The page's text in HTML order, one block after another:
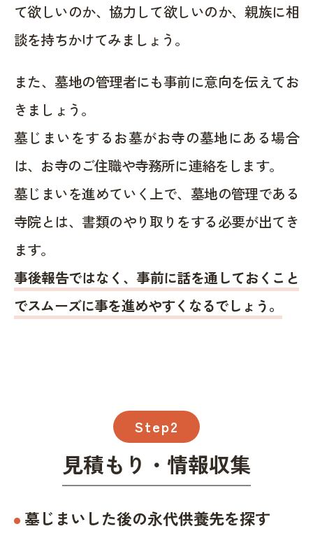
て欲しいのか、協力して欲しいのか、親族に相
談を持ちかけてみましょう。
また、墓地の管理者にも事前に意向を伝えてお
きましょう。
墓じまいをするお墓がお寺の墓地にある場合
は、お寺のご住職や寺務所に連絡をします。
墓じまいを進めていく上で、墓地の管理である
寺院とは、書類のやり取りをする必要が出てき
ます。
事後報告ではなく、事前に話を通しておくこと
でスムーズに事を進めやすくなるでしょう。
Step2
見積もり・情報収集
墓じまいした後の永代供養先を探す